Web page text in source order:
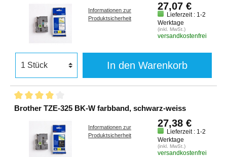
Informationen zur
Produktsicherheit
27,07 €
Lieferzeit : 1-2
Werktage
(inkl. MwSt.)
versandkostenfrei
In den Warenkorb
Brother TZE-325 BK-W farbband, schwarz-weiss
Informationen zur
Produktsicherheit
27,38 €
Lieferzeit : 1-2
Werktage
(inkl. MwSt.)
versandkostenfrei